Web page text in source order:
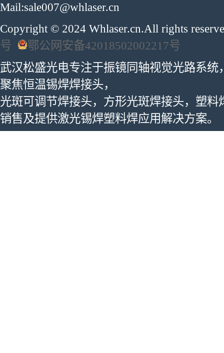
Mail:sale007@whlaser.cn
Copyright © 2024 Whlaser.cn.All rights
号
鄂公网安备42018502002217号
武汉松盛光电专注于振镜同轴视觉光路系统
聚焦恒温锡焊焊接头，
光斑可调节焊接头，方形光斑焊接头，塑料
销售及提供激光锡焊塑料焊应用解决方案。